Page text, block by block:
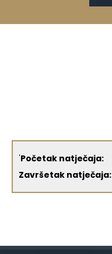
'Početak natječaja:
Završetak natječaja: